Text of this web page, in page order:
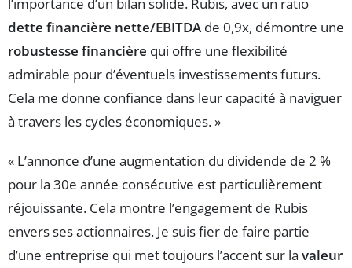
dette financière nette/EBITDA de 0,9x, démontre une
robustesse financière qui offre une flexibilité
admirable pour d’éventuels investissements futurs.
Cela me donne confiance dans leur capacité à naviguer
à travers les cycles économiques. »
« L’annonce d’une augmentation du dividende de 2 %
pour la 30e année consécutive est particulièrement
réjouissante. Cela montre l’engagement de Rubis
envers ses actionnaires. Je suis fier de faire partie
d’une entreprise qui met toujours l’accent sur la valeur